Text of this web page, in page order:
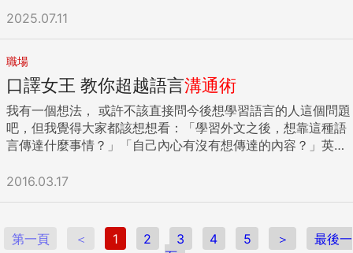
架構線上接單系統，能24小時隨時接單及交件。（2）本公司
還與經營專業領域的翻譯公司攜手合作，因此如果有專利或技
術文件需要翻譯，都能向本公司洽詢。【理由】 以往的翻譯服
務，無法於櫃檯人員下班時間接單，損失不少可以活用的時
間，不過今後只要於線上下單，即使夜半時分，譯者也能收到
原稿。事實上，已有其他公司利用本套全新服務，相較於過
去，交件時間平均提早了10小時左右。【具體事例】」 「有關
本公司的新服務：（1）即使是需要緊急處理的翻譯文件，本公
司也能迅速因應。（2）特殊語言及專業性內容，本公司都能
因應處理，本次就介紹如上。對於從事作業機具出口的貴公司
而言，本公司必能提供符合需求的服務，敬請考慮採用。【要
點】」 各位感覺如何？只要把表達內容整理成這樣，按理來
感，是不一樣的！ 朱：每個細節要用的材質，我一定會先讓他
確認過。 曾：好比說地板，我說不要接縫，顏色要白。晏慶就
用白色樹脂砂，以類似灌漿的方式，來製作地板。 朱：即使是
白色也分很多種，是帶一點灰的白，還是帶一點米的白？我先
做成小型樣本，確認他要的是這種白色，這種質感，才進行施
工。 問：不能做成樣本的材料，又該怎麼辦？ 朱：像說浴室
用的大理石，因為每塊大理石、每一次的花色紋路都不會一
樣。所以，我都直接帶Rudy到工廠去，讓他直接挑選自己中意
化卻很多樣，而且，都是名牌，價格應不便宜！ 曾：其實我對
家具的考量，主要是極簡，當然預算也很重要。 朱：像客廳的
起居室的沙發則是Minoti跟BB的。 要買好的品牌，又要控制預
直接提出新增建議外（打老闆的臉），較高竿方式還是盡可能
提供數據支持－將成本分析跟時程展開讓老闆通盤考量，畢竟
開門做生意，最在乎的還是時間跟成本，若一個提案既不花很
多金錢試誤，又不耗多少時間，老闆會很樂意讓你建議的。 步
驟四、如果不趕／不介意的話，能讓我試試嗎？ 最後，這也是
阿米自己一直在修練的基本功，關於徵詢老闆同意的部分，常
常一不小心就霸氣外露搞得原先一片好意想幫忙，但強勢到好
像老闆不接受不行；還有另一種極端是過度恐懼與老闆互動，
建議透過「和緩但堅定」的方式詢問老闆的意願，例如，老闆
或接下新任務時，千萬不要對老闆主動說出像是：「報告老
且很多主管都會說哎呦，我懂你的感覺，你就多擔待一點，鬼
這樣彪悍個性，而且跟主管吵不見得有效果，但我支持要跟主
管一對一好好談這件事。」 確認與主管溝通的目的之後，務必
主動出擊 出擊前，先在現況中找到對自己有利的立場與籌碼。
溝通是為了爭取權益，不要淪為情緒勒索。 Ｂ：「對！你要主
動出擊，跟主管把話說開，你要跟主管說不是你不幫忙Ｃ，只
是大家的專案都在收尾階段，你手邊的工作也忙不過來，你很
耽擱，可是你的專案也急迫，所以如果你兩邊都處理，反而會
耽誤兩邊的進度，你一定要堅定婉拒幫忙。」我：「但主管一
他擋掉其他部門支援工作，如果Ａ拒絕幫忙，感覺Ａ配合度
DNA之一。 最有效的溝通！ 先聽懂人心，才能攻占人心 其
實，「閉嘴」，並不是不說話，它有兩層意義，第一，你得先
聽懂別人的心；然後，再用別人可以接受的方式去溝通，不一
定是說話。 也就是說，聰明的閉嘴，是一種積極的閉嘴，閉嘴
之後，你會聽懂人心，然後你會有搭配的溝通方案。 譬如，一
日賣一屋的美國房地產天王湯姆．霍金斯（Tom Hopkins），
因為學會閉嘴，突破銷售業績零蛋的撞牆期，年賺一億元；聯
強國際總裁杜書伍，在組織壯大後，近十年都在練習閉嘴，用
林群，則屢靠閉嘴搶灘空降主管職位成功。 這些例子都說明
甘情願的與你一起完成拼圖，才能圓滿。這，很難，須要練
習，須要消除你過去自以為是的習氣，克制你的衝動。 然而，
2025.07.11
職場
口譯女王 教你超越語言溝通術
我有一個想法， 或許不該直接問今後想學習語言的人這個問題
吧，但我覺得大家都該想想看：「學習外文之後，想靠這種語
言傳達什麼事情？」「自己內心有沒有想傳達的內容？」英文
願，再建立起讓聽者容易理解的結構，才算真正活用了英文這
一片空白。這時，我身旁的夥伴助我一臂之力：「百尺竿頭就
是英文裡 revolutionary change （劃時代的改變）的意思
2016.03.17
第一頁 ＜ 1 2 3 4 5 ＞
最後一